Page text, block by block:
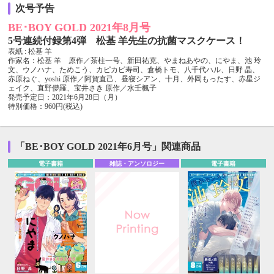
次号予告
BE･BOY GOLD 2021年8月号
5号連続付録第4弾 松基 羊先生の抗菌マスクケース！
表紙 : 松基 羊
作家名：松基 羊 原作／茶柱一号、新田祐克、やまねあやの、にやま、池 玲
文、ウノハナ、ためこう、カピカピ寿司、倉橋トモ、八千代ハル、日野 晶、
赤原ねぐ、yoshi 原作／阿賀直己、昼寝シアン、十月、外岡もったす、赤星ジ
ェイク、直野儚羅、宝井さき 原作／水壬楓子
発売予定日：2021年6月28日（月）
特別価格：960円(税込)
「BE･BOY GOLD 2021年6月号」関連商品
電子書籍 雑誌・アンソロジー 電子書籍